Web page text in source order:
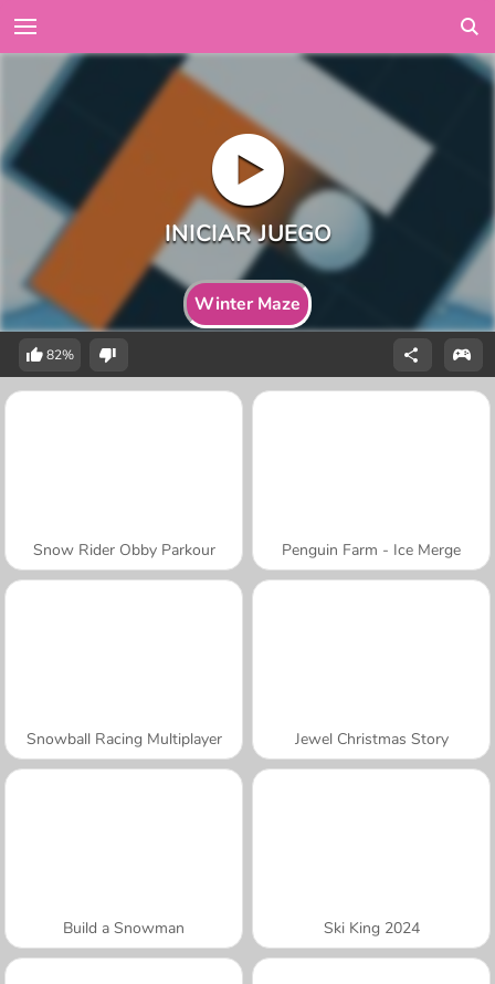
Winter Maze
82%
Snow Rider Obby Parkour Penguin Farm - Ice Merge
Snowball Racing Multiplayer Jewel Christmas Story
Build a Snowman Ski King 2024